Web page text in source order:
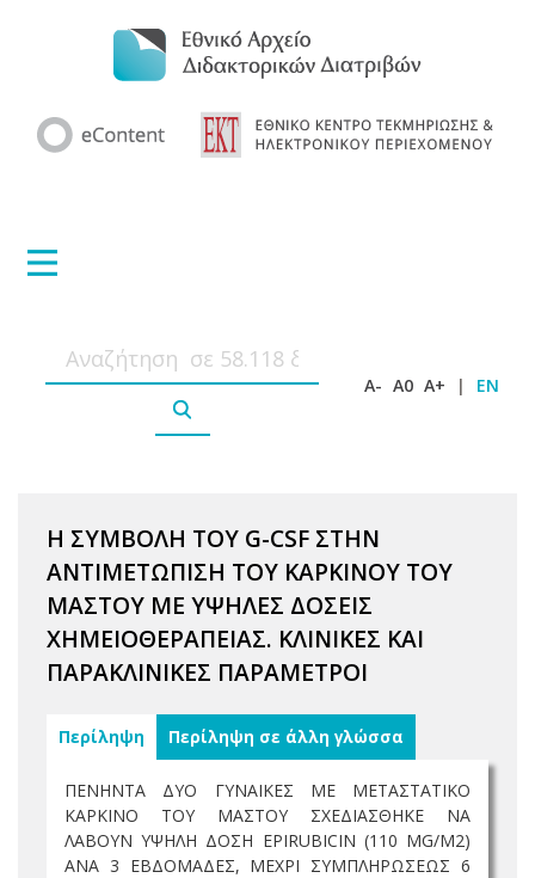
A- A0 A+ | EN
Η ΣΥΜΒΟΛΗ ΤΟΥ G-CSF ΣΤΗΝ
ΑΝΤΙΜΕΤΩΠΙΣΗ ΤΟΥ ΚΑΡΚΙΝΟΥ ΤΟΥ
ΜΑΣΤΟΥ ΜΕ ΥΨΗΛΕΣ ΔΟΣΕΙΣ
ΧΗΜΕΙΟΘΕΡΑΠΕΙΑΣ. ΚΛΙΝΙΚΕΣ ΚΑΙ
ΠΑΡΑΚΛΙΝΙΚΕΣ ΠΑΡΑΜΕΤΡΟΙ
Περίληψη Περίληψη σε άλλη γλώσσα
ΠΕΝΗΝΤΑ ΔΥΟ ΓΥΝΑΙΚΕΣ ΜΕ ΜΕΤΑΣΤΑΤΙΚΟ
ΚΑΡΚΙΝΟ ΤΟΥ ΜΑΣΤΟΥ ΣΧΕΔΙΑΣΘΗΚΕ ΝΑ
ΛΑΒΟΥΝ ΥΨΗΛΗ ΔΟΣΗ EPIRUBICIN (110 MG/M2)
ΑΝΑ 3 ΕΒΔΟΜΑΔΕΣ, ΜΕΧΡΙ ΣΥΜΠΛΗΡΩΣΕΩΣ 6